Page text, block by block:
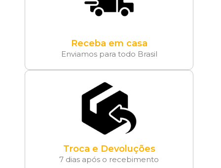
Receba em casa
Enviamos para todo Brasil
Troca e Devoluções
7 dias após o recebimento